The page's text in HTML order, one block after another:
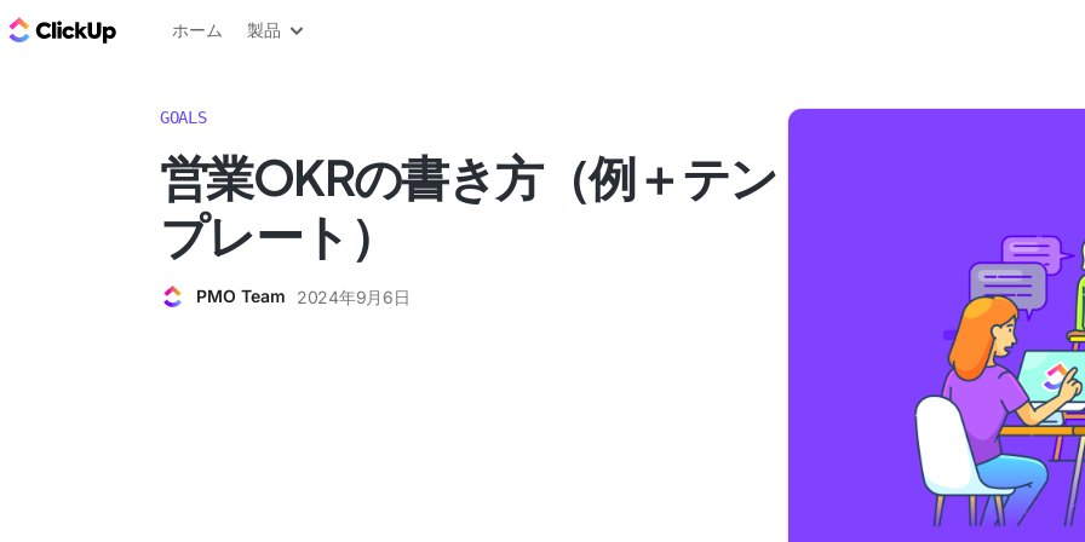
ClickUp ブログ
ホーム 製品
GOALS
営業OKRの書き方（例＋テン
プレート）
PMO Team 2024年9月6日